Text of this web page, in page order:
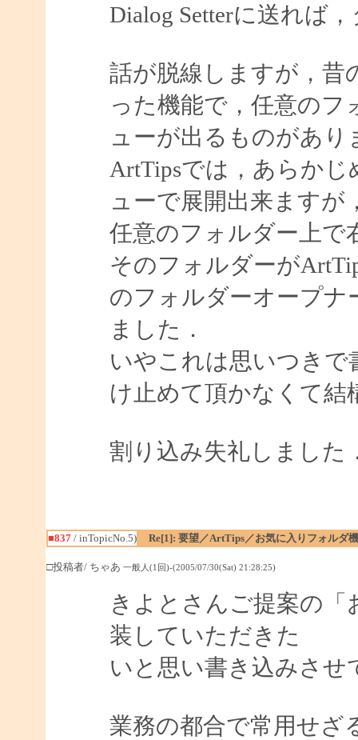
Dialog Setterに送れば
話が脱線しますが，昔
った機能で，任意のフ
ューが出るものがあり
ArtTipsでは，あらか
ューで展開出来ますが
任意のフォルダー上で
そのフォルダーが
のフォルダーオープナ
ました．
いやこれは思いつき
け止めて頂かなくて結
割り込み失礼しました
■837/ inTopicNo.5) Re[1]: 要望／ArtTips／お気に入りフォルダ
□投稿者/ ちゃあ 一般人(1回)-(2005/07/30(Sat) 21:28:25)
きよとさんご提案の
装していただきた
いと思い書き込みさ
業務の都合で常用せざ